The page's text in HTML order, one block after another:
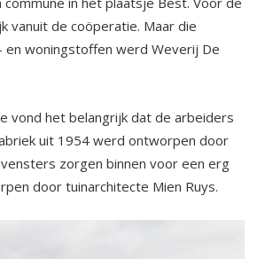
vanuit de coöperatie. Maar die
en woningstoffen werd Weverij De
vond het belangrijk dat de arbeiders
uit 1954 werd ontworpen door
zorgen binnen voor een erg
door tuinarchitecte Mien Ruys.